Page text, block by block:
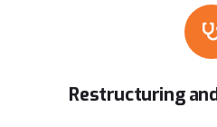
Restructuring